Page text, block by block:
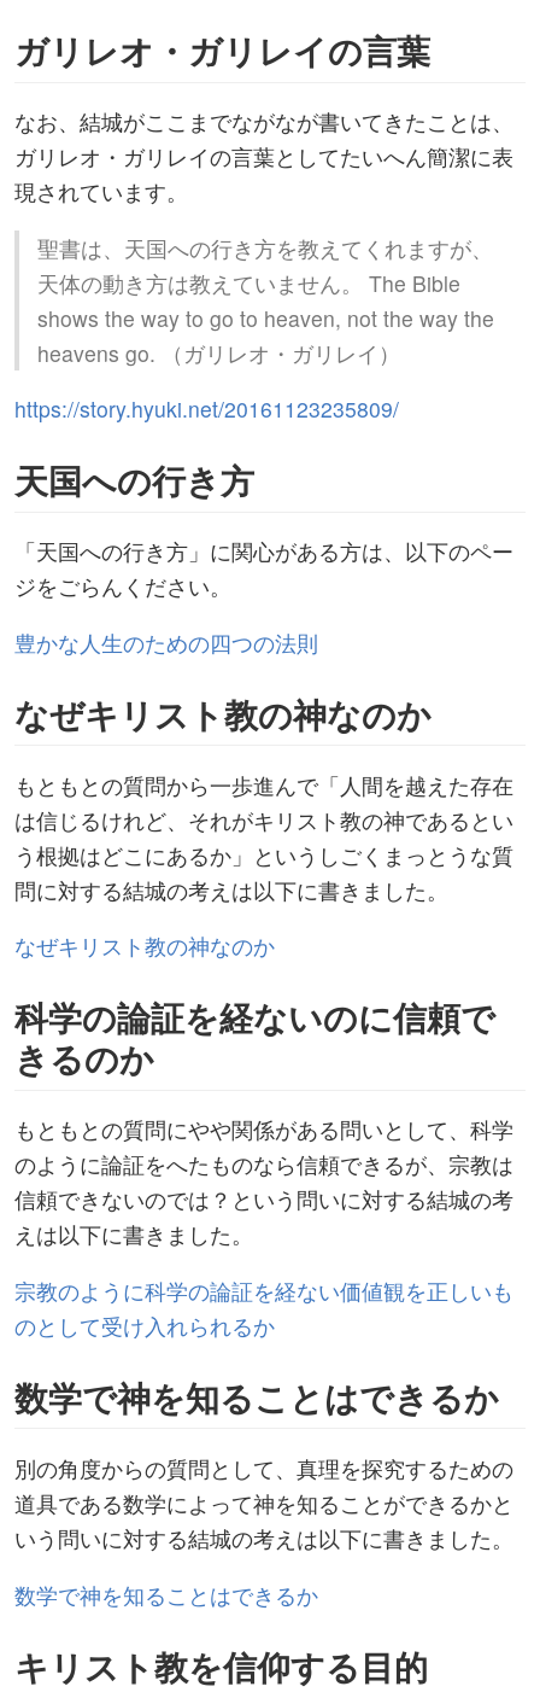
ガリレオ・ガリレイの言葉
なお、結城がここまでながなが書いてきたことは、
ガリレオ・ガリレイの言葉としてたいへん簡潔に表
現されています。
聖書は、天国への行き方を教えてくれますが、
天体の動き方は教えていません。 The Bible
shows the way to go to heaven, not the way the
heavens go. （ガリレオ・ガリレイ）
https://story.hyuki.net/20161123235809/
天国への行き方
「天国への行き方」に関心がある方は、以下のペー
ジをごらんください。
豊かな人生のための四つの法則
なぜキリスト教の神なのか
もともとの質問から一歩進んで「人間を越えた存在
は信じるけれど、それがキリスト教の神であるとい
う根拠はどこにあるか」というしごくまっとうな質
問に対する結城の考えは以下に書きました。
なぜキリスト教の神なのか
科学の論証を経ないのに信頼で
きるのか
もともとの質問にやや関係がある問いとして、科学
のように論証をへたものなら信頼できるが、宗教は
信頼できないのでは？という問いに対する結城の考
えは以下に書きました。
宗教のように科学の論証を経ない価値観を正しいも
のとして受け入れられるか
数学で神を知ることはできるか
別の角度からの質問として、真理を探究するための
道具である数学によって神を知ることができるかと
いう問いに対する結城の考えは以下に書きました。
数学で神を知ることはできるか
キリスト教を信仰する目的